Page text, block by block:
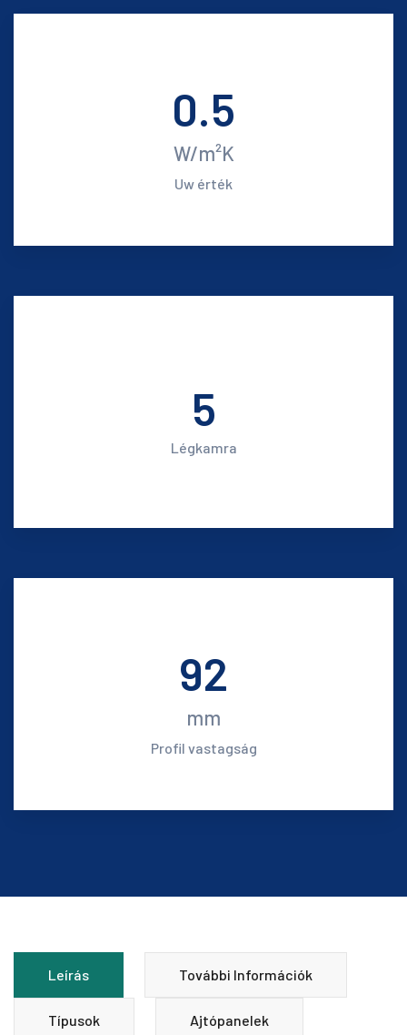
0.5
W/m²K
Uw érték
5
Légkamra
92
mm
Profil vastagság
Leírás További Információk
Típusok Ajtópanelek